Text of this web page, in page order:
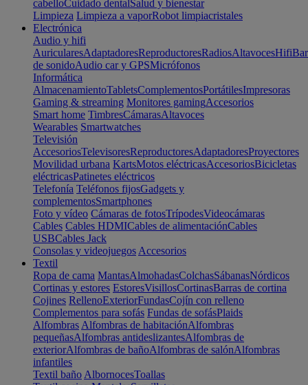
cabelloCuidado dentalSalud y bienestar
Limpieza Limpieza a vaporRobot limpiacristales
Electrónica
Audio y hifi
AuricularesAdaptadoresReproductoresRadiosAltavocesHifi
de sonidoAudio car y GPSMicrófonos
Informática
AlmacenamientoTabletsComplementosPortátilesImpresoras
Gaming & streaming Monitores gamingAccesorios
Smart home TimbresCámarasAltavoces
Wearables Smartwatches
Televisión
AccesoriosTelevisoresReproductoresAdaptadoresProyectores
Movilidad urbana KartsMotos eléctricasAccesoriosBicicletas
eléctricasPatinetes eléctricos
Telefonía Teléfonos fijosGadgets y
complementosSmartphones
Foto y vídeo Cámaras de fotosTrípodesVideocámaras
Cables Cables HDMICables de alimentaciónCables
USBCables Jack
Consolas y videojuegos Accesorios
Textil
Ropa de cama MantasAlmohadasColchasSábanasNórdicos
Cortinas y estores EstoresVisillosCortinasBarras de cortina
Cojines RellenoExteriorFundasCojín con relleno
Complementos para sofás Fundas de sofásPlaids
Alfombras Alfombras de habitaciónAlfombras
pequeñasAlfombras antideslizantesAlfombras de
exteriorAlfombras de bañoAlfombras de salónAlfombras
infantiles
Textil baño AlbornocesToallas